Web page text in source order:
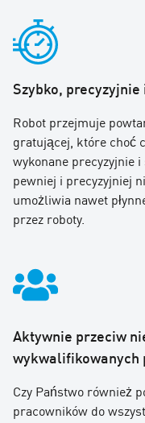
Szybko,
Robot przejmuje
gratującej, które choć
wykonane precyzyjnie
pewniej i precyzyjniej
umożliwia nawet
przez roboty.
Aktywnie przeciw
wykwalifikowanych
Czy Państwo również
pracowników do